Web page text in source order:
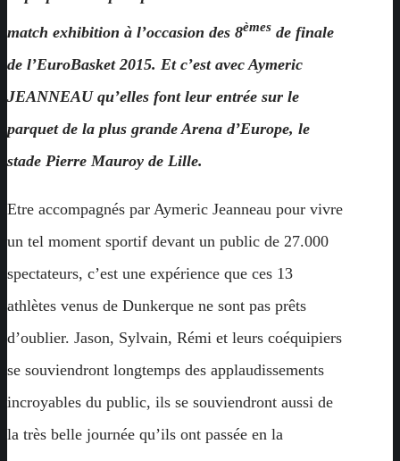
match exhibition à l’occasion des 8èmes de finale
de l’EuroBasket 2015. Et c’est avec Aymeric
JEANNEAU qu’elles font leur entrée sur le
parquet de la plus grande Arena d’Europe, le
stade Pierre Mauroy de Lille.
Etre accompagnés par Aymeric Jeanneau pour vivre
un tel moment sportif devant un public de 27.000
spectateurs, c’est une expérience que ces 13
athlètes venus de Dunkerque ne sont pas prêts
d’oublier. Jason, Sylvain, Rémi et leurs coéquipiers
se souviendront longtemps des applaudissements
incroyables du public, ils se souviendront aussi de
la très belle journée qu’ils ont passée en la